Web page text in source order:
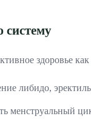
систему
здоровье
либидо,
менструальный